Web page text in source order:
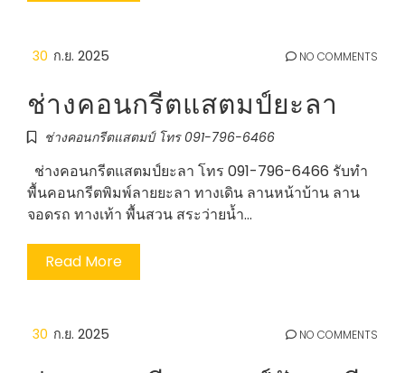
30 ก.ย. 2025 NO COMMENTS
ช่างคอนกรีตแสตมป์ยะลา
ช่างคอนกรีตแสตมป์ โทร 091-796-6466
ช่างคอนกรีตแสตมป์ยะลา โทร 091-796-6466 รับทำ
พื้นคอนกรีตพิมพ์ลายยะลา ทางเดิน ลานหน้าบ้าน ลาน
จอดรถ ทางเท้า พื้นสวน สระว่ายน้ำ…
Read More
30 ก.ย. 2025 NO COMMENTS